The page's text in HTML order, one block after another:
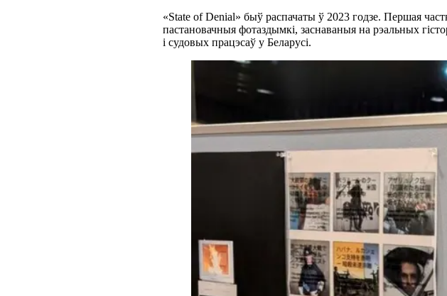
«State of Denial» быў распачаты ў 2023 годзе. Першая
пастановачныя фотаздымкі, заснаваныя на рэальных
і судовых працэсаў у Беларусі.